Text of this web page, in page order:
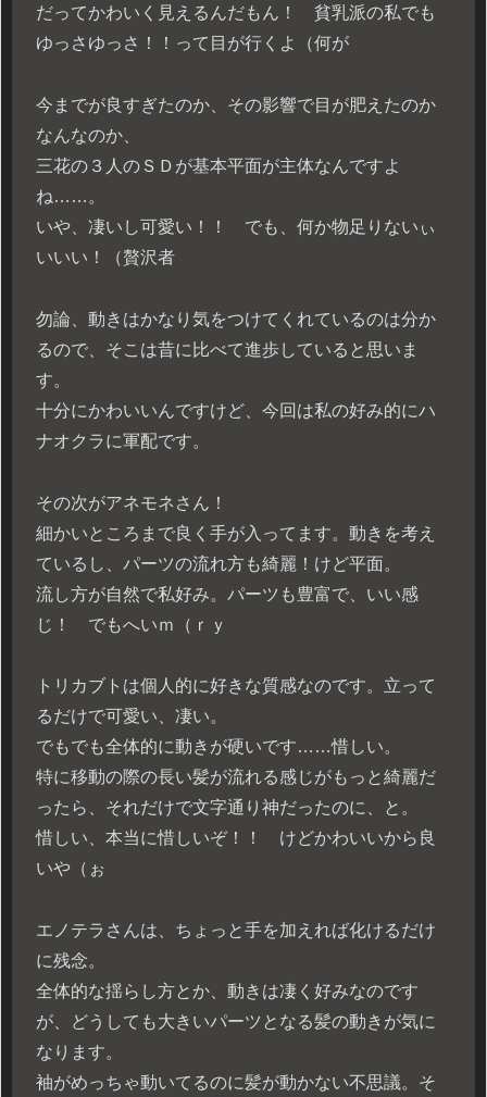
だってかわいく見えるんだもん！ 貧乳派の私でも
ゆっさゆっさ！！って目が行くよ（何が
今までが良すぎたのか、その影響で目が肥えたのか
なんなのか、
三花の３人のＳＤが基本平面が主体なんですよ
ね……。
いや、凄いし可愛い！！ でも、何か物足りないぃ
いいい！（贅沢者
勿論、動きはかなり気をつけてくれているのは分か
るので、そこは昔に比べて進歩していると思いま
す。
十分にかわいいんですけど、今回は私の好み的にハ
ナオクラに軍配です。
その次がアネモネさん！
細かいところまで良く手が入ってます。動きを考え
ているし、パーツの流れ方も綺麗！けど平面。
流し方が自然で私好み。パーツも豊富で、いい感
じ！ でもへいｍ（ｒｙ
トリカブトは個人的に好きな質感なのです。立って
るだけで可愛い、凄い。
でもでも全体的に動きが硬いです……惜しい。
特に移動の際の長い髪が流れる感じがもっと綺麗だ
ったら、それだけで文字通り神だったのに、と。
惜しい、本当に惜しいぞ！！ けどかわいいから良
いや（ぉ
エノテラさんは、ちょっと手を加えれば化けるだけ
に残念。
全体的な揺らし方とか、動きは凄く好みなのです
が、どうしても大きいパーツとなる髪の動きが気に
なります。
袖がめっちゃ動いてるのに髪が動かない不思議。そ